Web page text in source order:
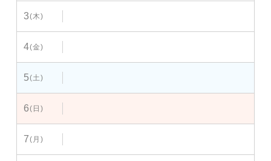
3(木)
4(金)
5(土)
6(日)
7(月)